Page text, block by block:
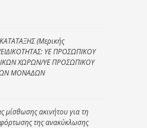
(Μερικής
ΥΕ ΠΡΟΣΩΠΙΚΟΥ
ΧΩΡΩΝ/ΥΕ ΠΡΟΣΩΠΙΚΟΥ
ΜΟΝΑΔΩΝ
μίσθωσης ακινήτου για τη
της ανακύκλωσης